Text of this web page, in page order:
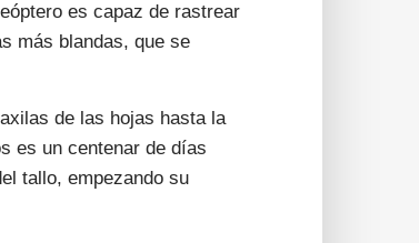
es capaz de rastrear
más blandas, que se
de las hojas hasta la
es un centenar de días
tallo, empezando su